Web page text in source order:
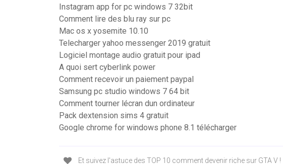
Instagram app for pc windows 7 32bit
Comment lire des blu ray sur pc
Mac os x yosemite 10.10
Telecharger yahoo messenger 2019 gratuit
Logiciel montage audio gratuit pour ipad
A quoi sert cyberlink power
Comment recevoir un paiement paypal
Samsung pc studio windows 7 64 bit
Comment tourner lécran dun ordinateur
Pack dextension sims 4 gratuit
Google chrome for windows phone 8.1 télécharger
Et suivez l'astuce des TOP 10 comment devenir riche sur GTA V !